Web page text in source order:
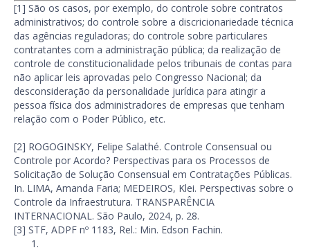
[1] São os casos, por exemplo, do controle sobre contratos
administrativos; do controle sobre a discricionariedade técnica
das agências reguladoras; do controle sobre particulares
contratantes com a administração pública; da realização de
controle de constitucionalidade pelos tribunais de contas para
não aplicar leis aprovadas pelo Congresso Nacional; da
desconsideração da personalidade jurídica para atingir a
pessoa física dos administradores de empresas que tenham
relação com o Poder Público, etc.
[2] ROGOGINSKY, Felipe Salathé. Controle Consensual ou
Controle por Acordo? Perspectivas para os Processos de
Solicitação de Solução Consensual em Contratações Públicas.
In. LIMA, Amanda Faria; MEDEIROS, Klei. Perspectivas sobre o
Controle da Infraestrutura. TRANSPARÊNCIA
INTERNACIONAL. São Paulo, 2024, p. 28.
[3] STF, ADPF nº 1183, Rel.: Min. Edson Fachin.